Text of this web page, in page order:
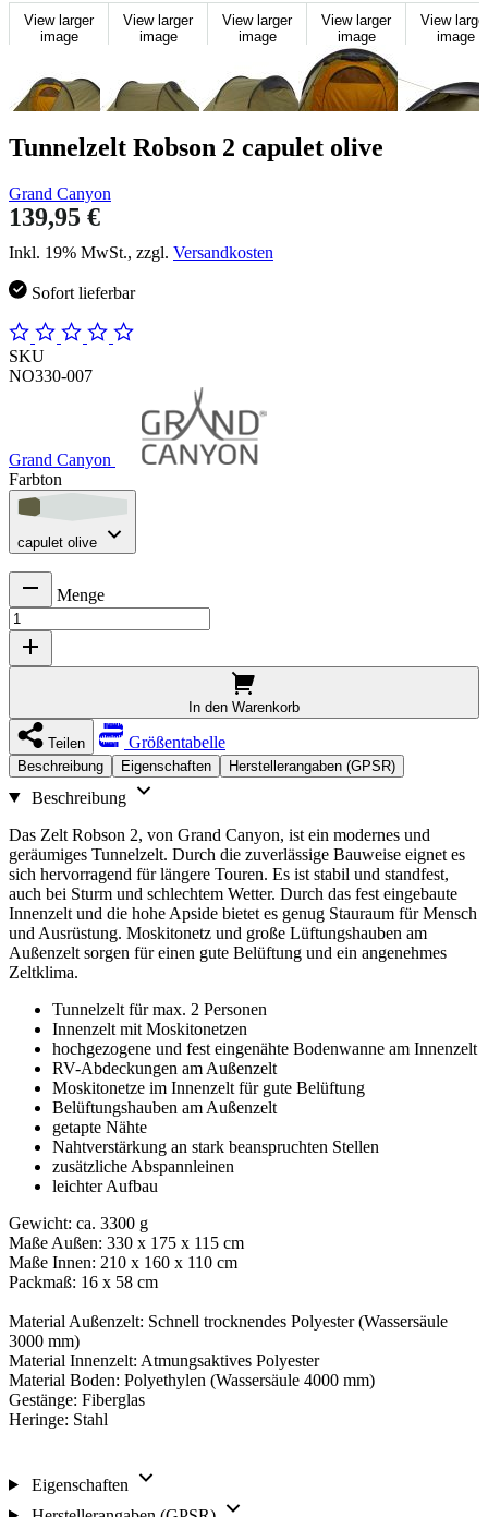
View larger
image
View larger
image
View larger
image
View larger
image
View
image
Tunnelzelt Robson 2 capulet olive
Grand Canyon
139,95 €
Inkl. 19% MwSt., zzgl. Versandkosten
Sofort lieferbar
SKU
NO330-007
Grand Canyon
Farbton
capulet olive
Menge
In den Warenkorb
Teilen Größentabelle
Beschreibung Eigenschaften Herstellerangaben (GPSR)
Beschreibung
Das Zelt Robson 2, von Grand Canyon, ist ein modernes und
geräumiges Tunnelzelt. Durch die zuverlässige Bauweise eignet es
sich hervorragend für längere Touren. Es ist stabil und standfest,
auch bei Sturm und schlechtem Wetter. Durch das fest eingebaute
Innenzelt und die hohe Apside bietet es genug Stauraum für Mensch
und Ausrüstung. Moskitonetz und große Lüftungshauben am
Außenzelt sorgen für einen gute Belüftung und ein angenehmes
Zeltklima.
Tunnelzelt für max. 2 Personen
Innenzelt mit Moskitonetzen
hochgezogene und fest eingenähte Bodenwanne am Innenzelt
RV-Abdeckungen am Außenzelt
Moskitonetze im Innenzelt für gute Belüftung
Belüftungshauben am Außenzelt
getapte Nähte
Nahtverstärkung an stark beanspruchten Stellen
zusätzliche Abspannleinen
leichter Aufbau
Gewicht: ca. 3300 g
Maße Außen: 330 x 175 x 115 cm
Maße Innen: 210 x 160 x 110 cm
Packmaß: 16 x 58 cm
Material Außenzelt: Schnell trocknendes Polyester (Wassersäule
3000 mm)
Material Innenzelt: Atmungsaktives Polyester
Material Boden: Polyethylen (Wassersäule 4000 mm)
Gestänge: Fiberglas
Heringe: Stahl
Eigenschaften